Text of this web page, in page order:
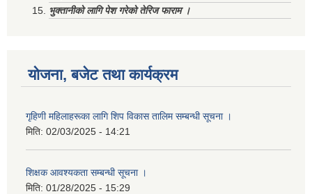
भुक्तानीको लागि पेश गरेको तेरिज फाराम ।
योजना, बजेट तथा कार्यक्रम
गृहिणी महिलाहरूका लागि शिप विकास तालिम सम्बन्धी सूचना ‌।
मिति: 02/03/2025 - 14:21
शिक्षक आवश्यकता सम्बन्धी सूचना ।
मिति: 01/28/2025 - 15:29